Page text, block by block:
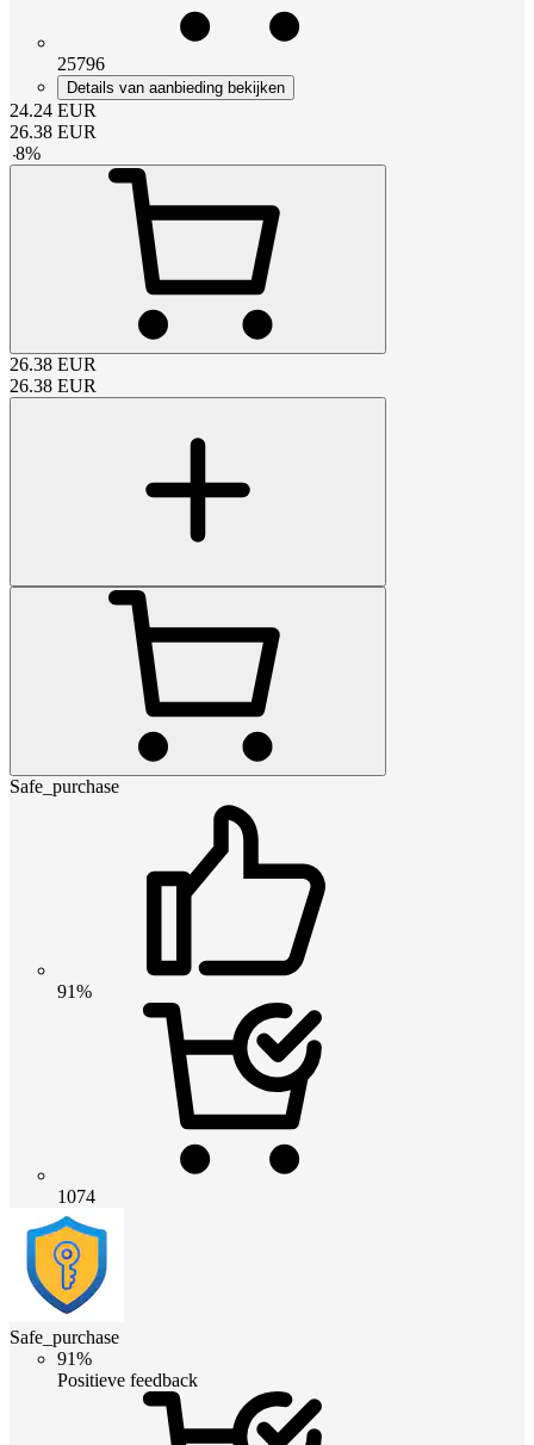
25796
Details van aanbieding bekijken
24.24 EUR
26.38 EUR
-8%
26.38 EUR
26.38 EUR
Safe_purchase
91%
1074
Safe_purchase
91%
Positieve feedback